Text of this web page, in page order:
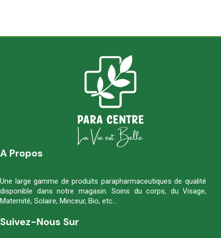
A Propos
Une large gamme de produits parapharmaceutiques de qualité
disponible dans notre magasin. Soins du corps, du Visage,
Maternité, Solaire, Minceur, Bio, etc…
Suivez-Nous Sur